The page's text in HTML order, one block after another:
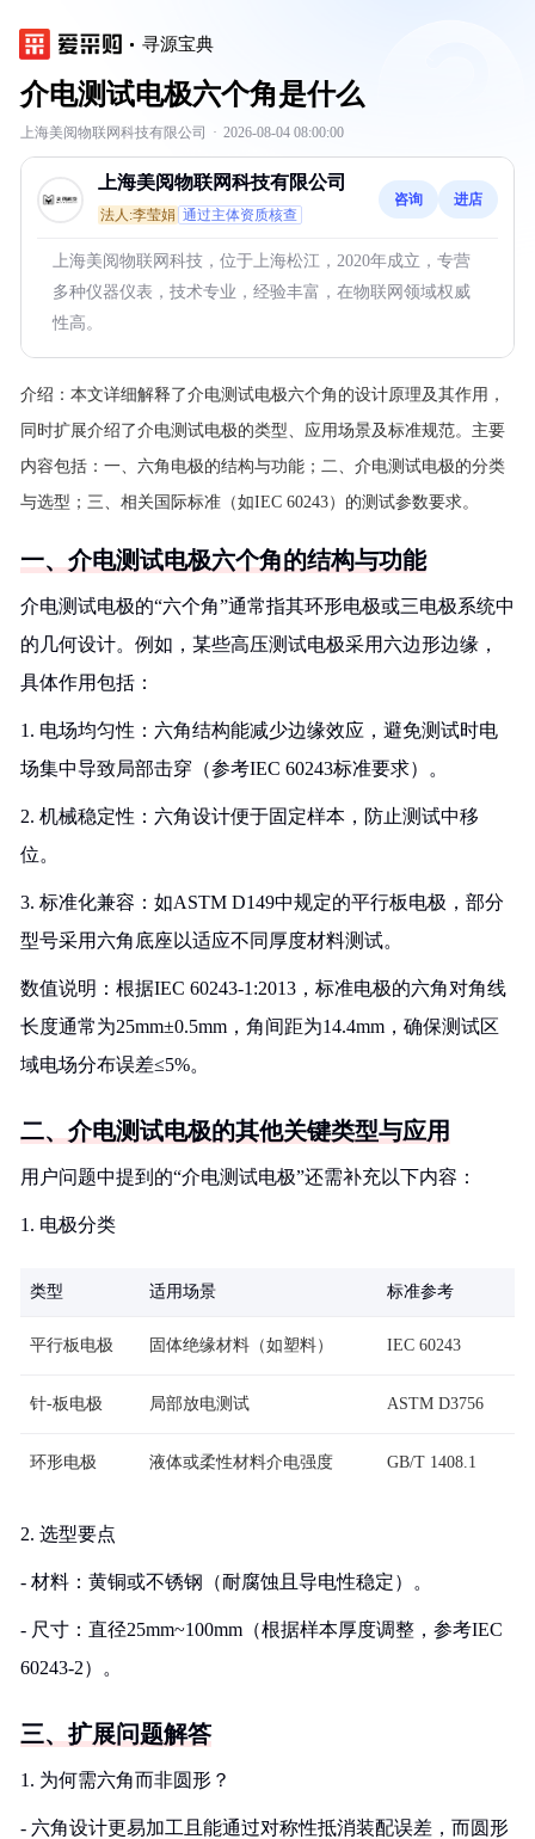
寻源宝典
介电测试电极六个角是什么
上海美阅物联网科技有限公司 · 2026-08-04 08:00:00
上海美阅物联网科技有限公司
法人:李莹娟 通过主体资质核查
咨询 进店
上海美阅物联网科技，位于上海松江，2020年成立，专营
多种仪器仪表，技术专业，经验丰富，在物联网领域权威
性高。
介绍： 本文详细解释了介电测试电极六个角的设计原理及其作用，
同时扩展介绍了介电测试电极的类型、应用场景及标准规范。主要
内容包括：一、六角电极的结构与功能；二、介电测试电极的分类
与选型；三、相关国际标准（如IEC 60243）的测试参数要求。
一、介电测试电极六个角的结构与功能
介电测试电极的“六个角”通常指其环形电极或三电极系统中
的几何设计。例如，某些高压测试电极采用六边形边缘，
具体作用包括：
1. 电场均匀性：六角结构能减少边缘效应，避免测试时电
场集中导致局部击穿（参考IEC 60243标准要求）。
2. 机械稳定性：六角设计便于固定样本，防止测试中移
位。
3. 标准化兼容：如ASTM D149中规定的平行板电极，部分
型号采用六角底座以适应不同厚度材料测试。
数值说明：根据IEC 60243-1:2013，标准电极的六角对角线
长度通常为25mm±0.5mm，角间距为14.4mm，确保测试区
域电场分布误差≤5%。
二、介电测试电极的其他关键类型与应用
用户问题中提到的“介电测试电极”还需补充以下内容：
1. 电极分类
类型 适用场景 标准参考
平行板电极 固体绝缘材料（如塑料） IEC 60243
针-板电极 局部放电测试 ASTM D3756
环形电极 液体或柔性材料介电强度 GB/T 1408.1
2. 选型要点
- 材料：黄铜或不锈钢（耐腐蚀且导电性稳定）。
- 尺寸：直径25mm~100mm（根据样本厚度调整，参考IEC
60243-2）。
三、扩展问题解答
1. 为何需六角而非圆形？
- 六角设计更易加工且能通过对称性抵消装配误差，而圆形